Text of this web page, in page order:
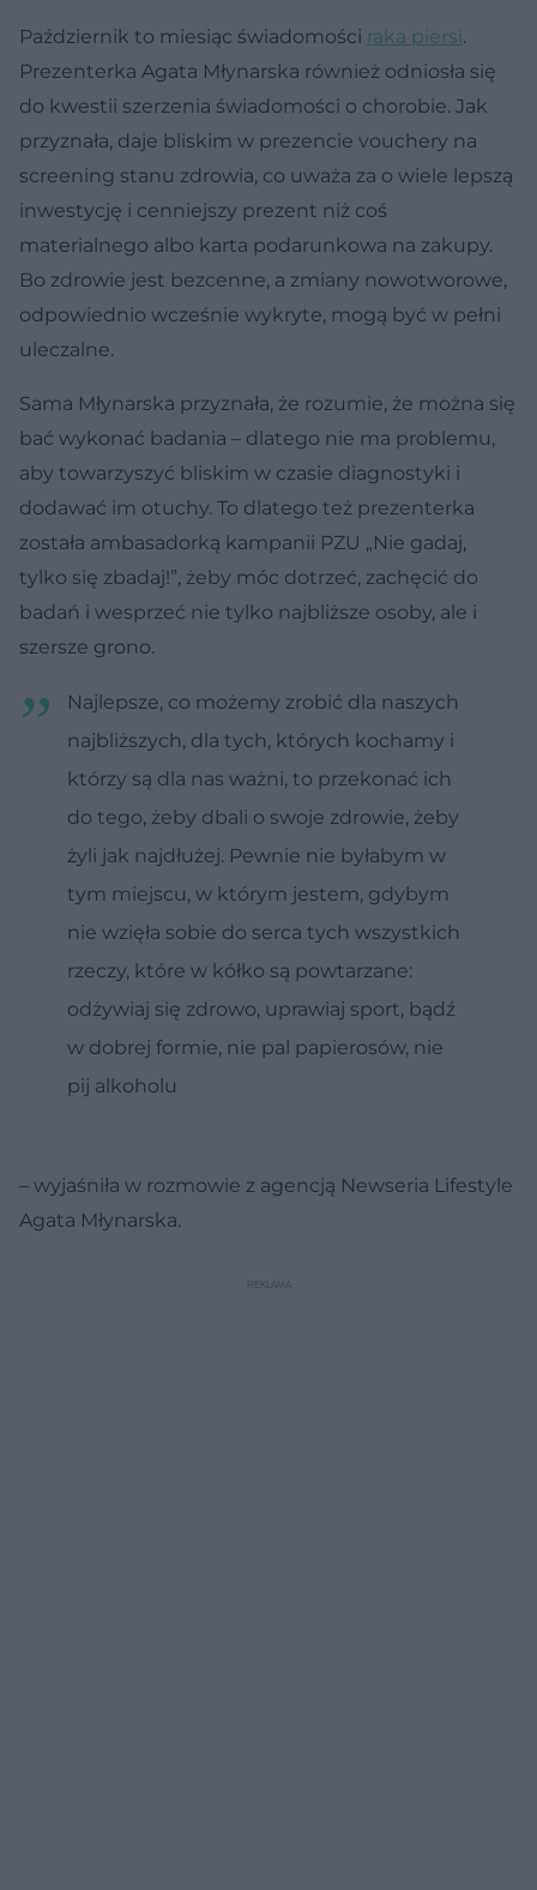
Październik to miesiąc świadomości raka piersi.
Prezenterka Agata Młynarska również odniosła się
do kwestii szerzenia świadomości o chorobie. Jak
przyznała, daje bliskim w prezencie vouchery na
screening stanu zdrowia, co uważa za o wiele lepszą
inwestycję i cenniejszy prezent niż coś
materialnego albo karta podarunkowa na zakupy.
Bo zdrowie jest bezcenne, a zmiany nowotworowe,
odpowiednio wcześnie wykryte, mogą być w pełni
uleczalne.
Sama Młynarska przyznała, że rozumie, że można się
bać wykonać badania – dlatego nie ma problemu,
aby towarzyszyć bliskim w czasie diagnostyki i
dodawać im otuchy. To dlatego też prezenterka
została ambasadorką kampanii PZU „Nie gadaj,
tylko się zbadaj!”, żeby móc dotrzeć, zachęcić do
badań i wesprzeć nie tylko najbliższe osoby, ale i
szersze grono.
Najlepsze, co możemy zrobić dla naszych
najbliższych, dla tych, których kochamy i
którzy są dla nas ważni, to przekonać ich
do tego, żeby dbali o swoje zdrowie, żeby
żyli jak najdłużej. Pewnie nie byłabym w
tym miejscu, w którym jestem, gdybym
nie wzięła sobie do serca tych wszystkich
rzeczy, które w kółko są powtarzane:
odżywiaj się zdrowo, uprawiaj sport, bądź
w dobrej formie, nie pal papierosów, nie
pij alkoholu
– wyjaśniła w rozmowie z agencją Newseria Lifestyle
Agata Młynarska.